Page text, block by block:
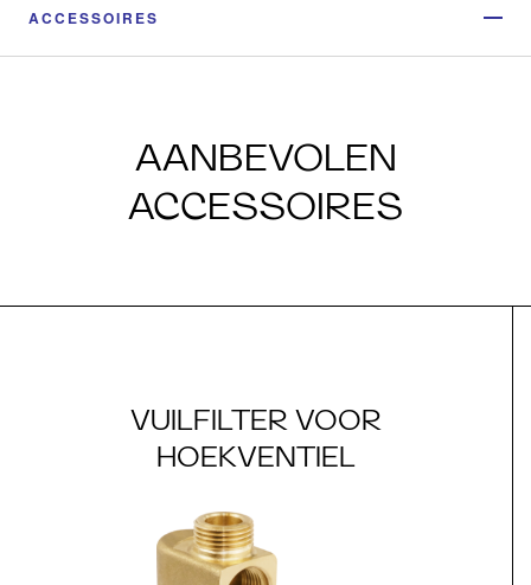
ACCESSOIRES
AANBEVOLEN
ACCESSOIRES
VUILFILTER VOOR
HOEKVENTIEL